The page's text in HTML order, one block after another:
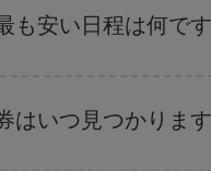
も安い日程は何で
近い日付の格安航空券 も表示
券が見つかることがあります
はいつ見つかりま